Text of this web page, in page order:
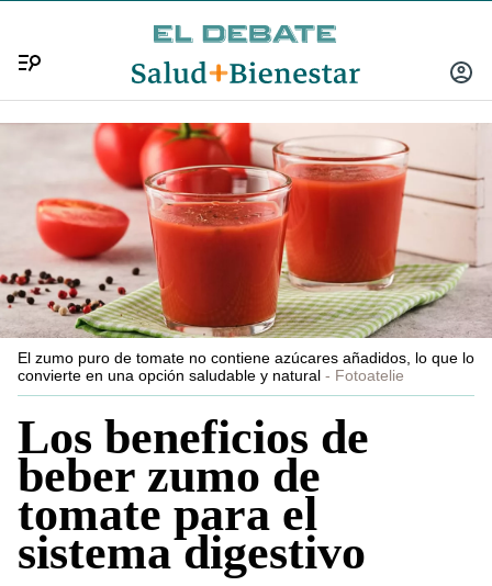
INICIAR
El zumo puro de tomate no contiene azúcares añadidos, lo que lo
convierte en una opción saludable y natural
Fotoatelie
Los beneficios de
beber zumo de
tomate para el
sistema digestivo